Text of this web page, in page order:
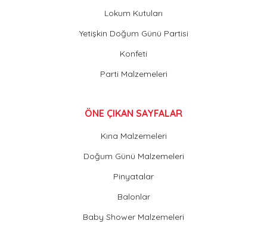
Lokum Kutuları
Yetişkin Doğum Günü Partisi
Konfeti
Parti Malzemeleri
ÖNE ÇIKAN SAYFALAR
Kına Malzemeleri
Doğum Günü Malzemeleri
Pinyatalar
Balonlar
Baby Shower Malzemeleri